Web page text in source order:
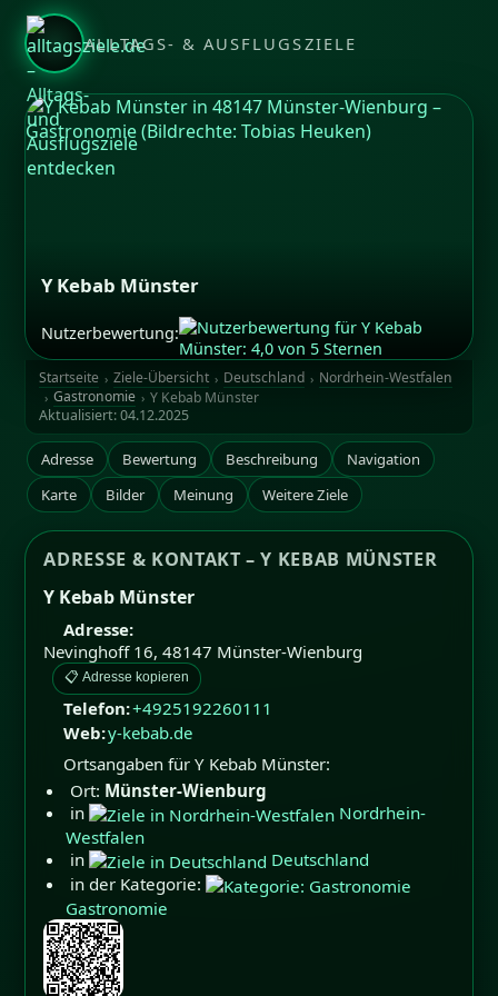
ALLTAGS- & AUSFLUGSZIELE
Bildrechte: Tobias Heuken
Y Kebab Münster
Nutzerbewertung:
Startseite Ziele-Übersicht Deutschland
Nordrhein-Westfalen
Gastronomie
Y Kebab Münster
Aktualisiert:04.12.2025
Adresse Bewertung Beschreibung
Navigation
Karte
Bilder Meinung Weitere Ziele
ADRESSE & KONTAKT – Y KEBAB MÜNSTER
Y Kebab Münster
Adresse:
Nevinghoff 16,48147 Münster-Wienburg
📋 Adresse kopieren
Telefon:+4925192260111
Web:y-kebab.de
Ortsangaben für Y Kebab Münster:
Ort: Münster-Wienburg
in
Nordrhein-
Westfalen
in
Deutschland
in der Kategorie:
Gastronomie